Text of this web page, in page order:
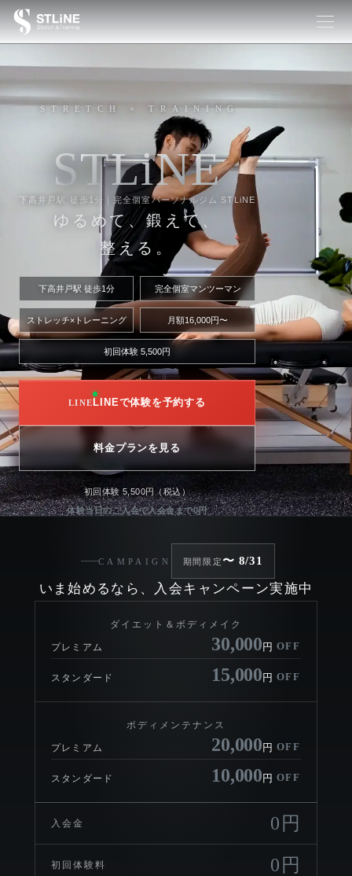
STRETCH × TRAINING
STLiNE
下高井戸駅 徒歩1分｜完全個室パーソナルジム STLiNE
ゆるめて、鍛えて、
整える。
下高井戸駅 徒歩1分 完全個室マンツーマン
ストレッチ×トレーニング 月額16,000円〜
初回体験 5,500円
LINEで体験を予約する
料金プランを見る
初回体験 5,500円（税込）
体験当日のご入会で入会金まで0円
CAMPAIGN 期間限定〜 8/31
いま始めるなら、入会キャンペーン実施中
ダイエット＆ボディメイク
プレミアム 30,000 円 OFF
スタンダード 15,000 円 OFF
ボディメンテナンス
プレミアム 20,000 円 OFF
スタンダード 10,000 円 OFF
入会金 0円
初回体験料 0円